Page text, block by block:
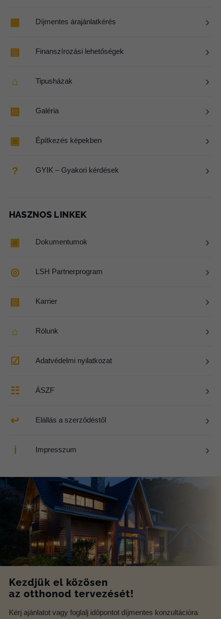
▦ Díjmentes árajánlatkérés ›
▤ Finanszírozási lehetőségek ›
⌂ Tipusházak ›
▧ Galéria ›
▣ Építkezés képekben ›
? GYIK – Gyakori kérdések ›
HASZNOS LINKEK
▣ Dokumentumok ›
◎ LSH Partnerprogram ›
▤ Karrier ›
⌂ Rólunk ›
☑ Adatvédelmi nyilatkozat ›
☷ ÁSZF ›
↩ Elállás a szerződéstől ›
ℹ Impresszum ›
Kezdjük el közösen
az otthonod tervezését!
Kérj ajánlatot vagy foglalj időpontot díjmentes konzultációra